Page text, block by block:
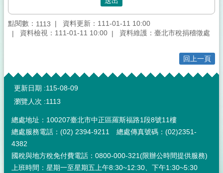
點閱數： 1113
資料更新：111-01-11 10:00
資料檢視：111-01-11 10:00
資料維護：臺北市稅捐稽徵處
回上一頁
:::
更新日期
115-08-09
瀏覽人次
1113
總處地址：100207臺北市中正區羅斯福路1段8號11樓
總處服務電話：(02) 2394-9211 總處傳真號碼：(02)2351-
4382
國稅與地方稅免付費電話：0800-000-321(限辦公時間提供服務)
上班時間：星期一至星期五上午8:30~12:30、下午1:30~5:30